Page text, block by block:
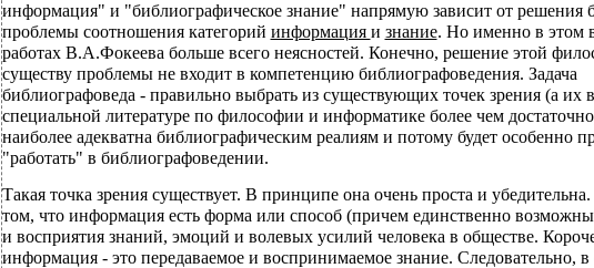
информация" и "библиографическое знание" напрямую зависит от решения
проблемы соотношения категорий информация и знание. Но именно в этом
работах В.А.Фокеева больше всего неясностей. Конечно, решение этой
существу проблемы не входит в компетенцию библиографоведения. Задача
библиографоведа - правильно выбрать из существующих точек зрения (а их в
специальной литературе по философии и информатике более чем
наиболее адекватна библиографическим реалиям и потому будет особенно
"работать" в библиографоведении.
Такая точка зрения существует. В принципе она очень проста и убедительна.
том, что информация есть форма или способ (причем единственно
и восприятия знаний, эмоций и волевых усилий человека в обществе.
информация - это передаваемое и воспринимаемое знание. Следовательно,